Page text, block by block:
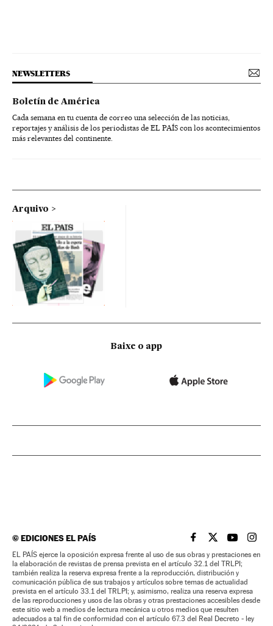
NEWSLETTERS
Boletín de América
Cada semana en tu cuenta de correo una selección de las noticias,
reportajes y análisis de los periodistas de EL PAÍS con los acontecimientos
más relevantes del continente.
Arquivo
Baixe o app
©EDICIONES EL PAÍS EL PAÍS BRASIL EN
EL PAÍSEL PAÍS
EL
EL PAÍS ejerce la oposición expresa frente al uso de sus obras y prestaciones en
la elaboración de revistas de prensa prevista en el artículo 32.1 del TRLPI;
también realiza la reserva expresa frente a la reproducción, distribución y
comunicación pública de sus trabajos y artículos sobre temas de actualidad
prevista en el artículo 33.1 del TRLPI; y, asimismo, realiza una reserva expresa
de las reproducciones y usos de las obras y otras prestaciones accesibles desde
este sitio web a medios de lectura mecánica u otros medios que resulten
adecuados a tal fin de conformidad con el artículo 67.3 del Real Decreto - ley